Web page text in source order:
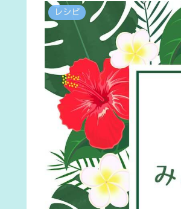
レシピ